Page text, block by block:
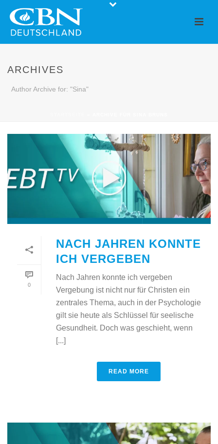
ARCHIVES
Author Archive for: "Sina"
0
NACH JAHREN KONNTE
ICH VERGEBEN
Nach Jahren konnte ich vergeben
Vergebung ist nicht nur für Christen ein
zentrales Thema, auch in der Psychologie
gilt sie heute als Schlüssel für seelische
Gesundheit. Doch was geschieht, wenn
[...]
READ MORE